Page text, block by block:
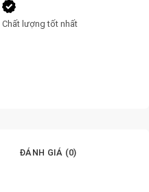
Chất lượng tốt nhất
ĐÁNH GIÁ (0)